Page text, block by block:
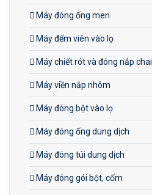
Máy đóng ống men
Máy đếm viên vào lọ
Máy chiết rót và đóng nắp chai
Máy viền nắp nhôm
Máy đóng bột vào lọ
Máy đóng ống dung dịch
Máy đóng túi dung dịch
Máy đóng gói bột, cốm